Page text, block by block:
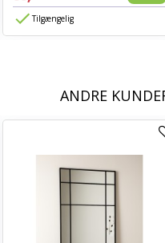
Tilgængelig
ANDRE